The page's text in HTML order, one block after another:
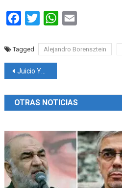
Facebook
Twitter WhatsApp
Tagged Alejandro Borensztein
Navegación
de
entradas
Juicio YPF: Para Milei, Cristina Kirchner y Kicillof llevaron al país a una “aventura suicida”
OTRAS NOTICIAS